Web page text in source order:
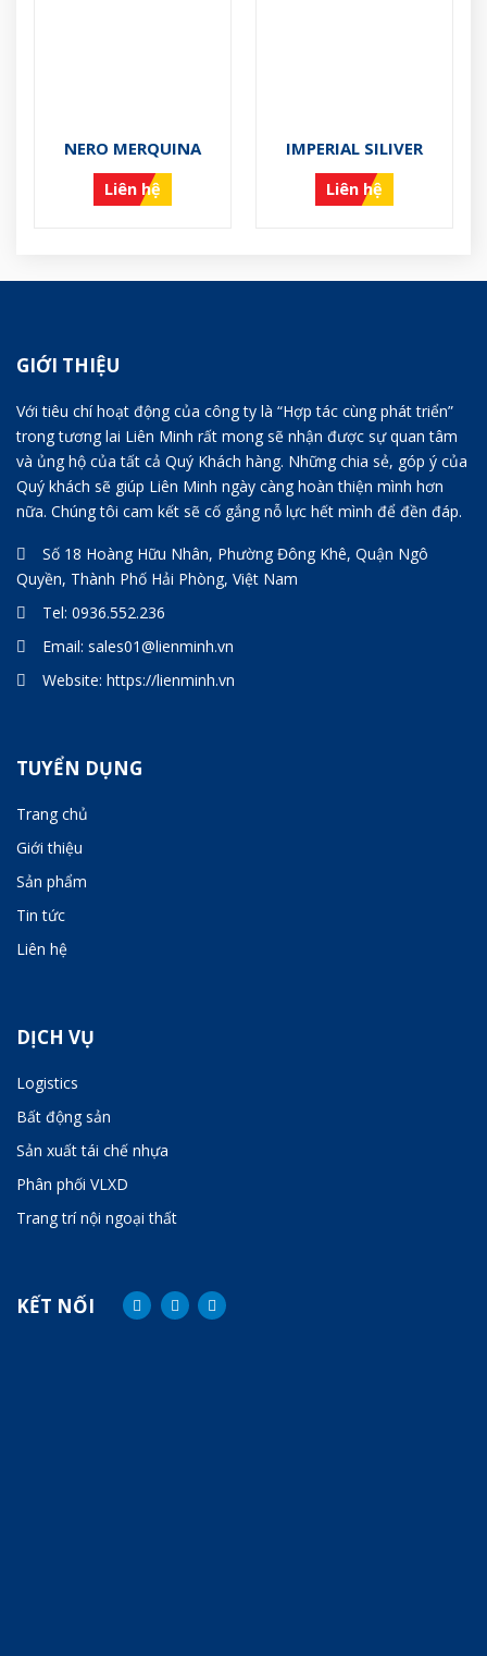
NERO MERQUINA
Liên hệ
IMPERIAL SILIVER
Liên hệ
GIỚI THIỆU
Với tiêu chí hoạt động của công ty là “Hợp tác cùng phát triển”
trong tương lai Liên Minh rất mong sẽ nhận được sự quan tâm
và ủng hộ của tất cả Quý Khách hàng. Những chia sẻ, góp ý của
Quý khách sẽ giúp Liên Minh ngày càng hoàn thiện mình hơn
nữa. Chúng tôi cam kết sẽ cố gắng nỗ lực hết mình để đền đáp.
Số 18 Hoàng Hữu Nhân, Phường Đông Khê, Quận Ngô
Quyền, Thành Phố Hải Phòng, Việt Nam
Tel: 0936.552.236
Email: sales01@lienminh.vn
Website: https://lienminh.vn
TUYỂN DỤNG
Trang chủ
Giới thiệu
Sản phẩm
Tin tức
Liên hệ
DỊCH VỤ
Logistics
Bất động sản
Sản xuất tái chế nhựa
Phân phối VLXD
Trang trí nội ngoại thất
KẾT NỐI